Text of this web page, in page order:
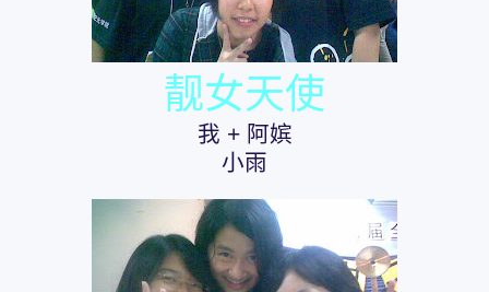
靓女天使
我 + 阿嫔
小雨